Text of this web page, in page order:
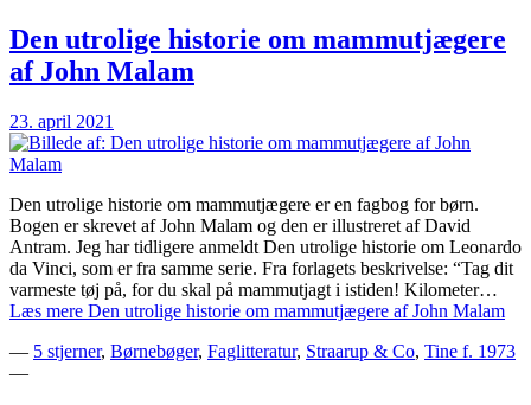
Den utrolige historie om mammutjægere
af John Malam
23. april 2021
Den utrolige historie om mammutjægere er en fagbog for børn.
Bogen er skrevet af John Malam og den er illustreret af David
Antram. Jeg har tidligere anmeldt Den utrolige historie om Leonardo
da Vinci, som er fra samme serie. Fra forlagets beskrivelse: “Tag dit
varmeste tøj på, for du skal på mammutjagt i istiden! Kilometer…
Læs mere Den utrolige historie om mammutjægere af John Malam
— 5 stjerner, Børnebøger, Faglitteratur, Straarup & Co, Tine f. 1973
—